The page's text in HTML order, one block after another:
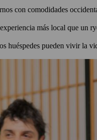
con comodidades
más local que un
huéspedes pueden vivir la